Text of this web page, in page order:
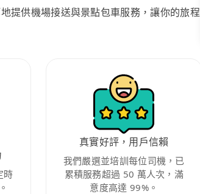
提供機場接送與景點包車服務，讓你的旅程
時
真實好評，用戶信賴
我們嚴選並培訓每位司機，已
累積服務超過 50 萬人次，滿
意度高達 99%。